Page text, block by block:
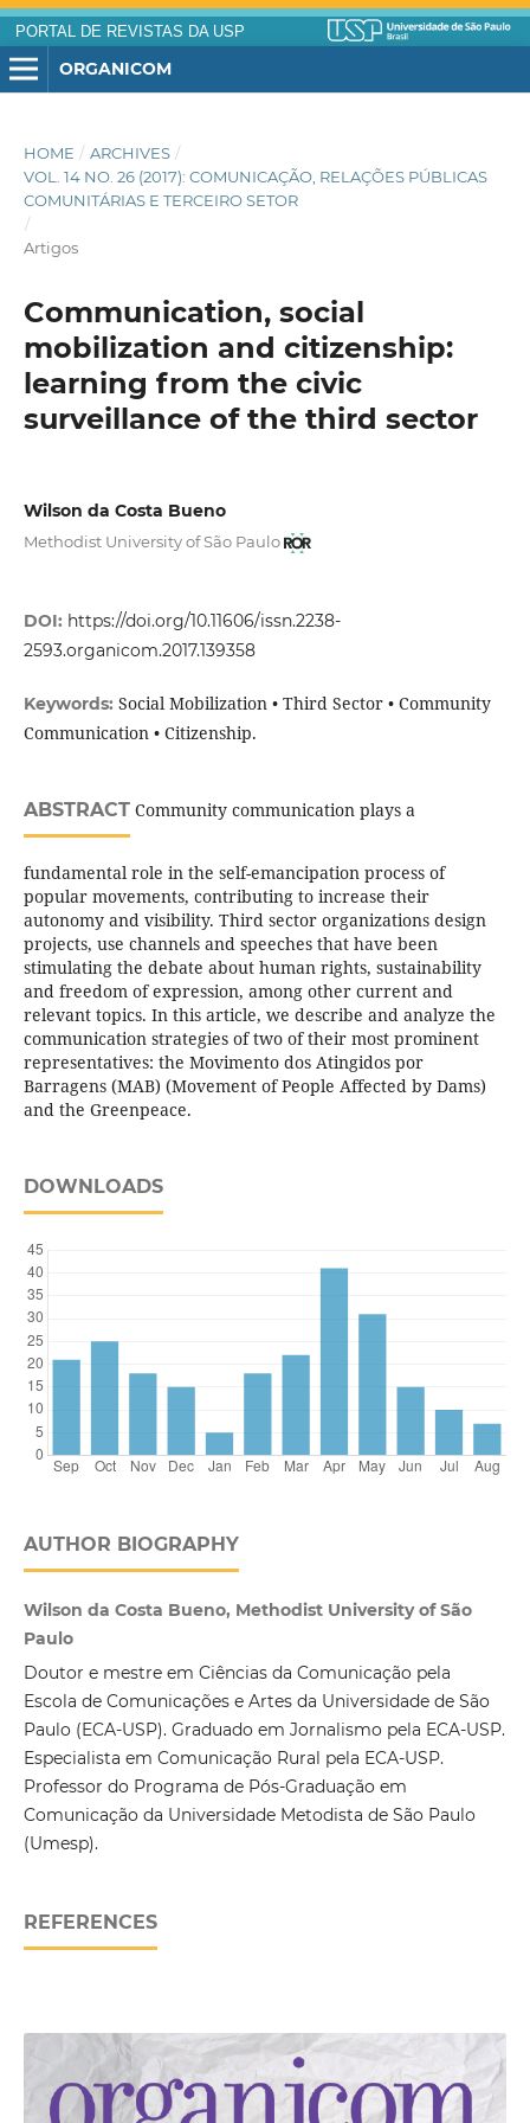
PORTAL DE REVISTAS DA USP
ORGANICOM
HOME / ARCHIVES /
VOL. 14 NO. 26 (2017): COMUNICAÇÃO, RELAÇÕES PÚBLICAS
COMUNITÁRIAS E TERCEIRO SETOR
/
Artigos
Communication, social
mobilization and citizenship:
learning from the civic
surveillance of the third sector
Wilson da Costa Bueno
Methodist University of São Paulo
DOI: https://doi.org/10.11606/issn.2238-
2593.organicom.2017.139358
Keywords: Social Mobilization • Third Sector • Community
Communication • Citizenship.
ABSTRACTCommunity communication plays a
fundamental role in the self-emancipation process of
popular movements, contributing to increase their
autonomy and visibility. Third sector organizations design
projects, use channels and speeches that have been
stimulating the debate about human rights, sustainability
and freedom of expression, among other current and
relevant topics. In this article, we describe and analyze the
communication strategies of two of their most prominent
representatives: the Movimento dos Atingidos por
Barragens (MAB) (Movement of People Affected by Dams)
and the Greenpeace.
DOWNLOADS
AUTHOR BIOGRAPHY
Wilson da Costa Bueno, Methodist University of São
Paulo
Doutor e mestre em Ciências da Comunicação pela
Escola de Comunicações e Artes da Universidade de São
Paulo (ECA-USP). Graduado em Jornalismo pela ECA-USP.
Especialista em Comunicação Rural pela ECA-USP.
Professor do Programa de Pós-Graduação em
Comunicação da Universidade Metodista de São Paulo
(Umesp).
REFERENCES